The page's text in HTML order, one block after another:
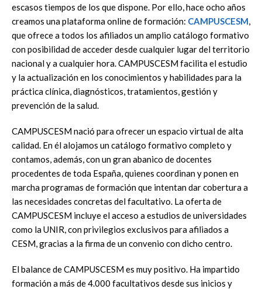
escasos tiempos de los que dispone. Por ello, hace ocho años
creamos una plataforma online de formación: CAMPUSCESM,
que ofrece a todos los afiliados un amplio catálogo formativo
con posibilidad de acceder desde cualquier lugar del territorio
nacional y a cualquier hora. CAMPUSCESM facilita el estudio
y la actualización en los conocimientos y habilidades para la
práctica clínica, diagnósticos, tratamientos, gestión y
prevención de la salud.
CAMPUSCESM nació para ofrecer un espacio virtual de alta
calidad. En él alojamos un catálogo formativo completo y
contamos, además, con un gran abanico de docentes
procedentes de toda España, quienes coordinan y ponen en
marcha programas de formación que intentan dar cobertura a
las necesidades concretas del facultativo. La oferta de
CAMPUSCESM incluye el acceso a estudios de universidades
como la UNIR, con privilegios exclusivos para afiliados a
CESM, gracias a la firma de un convenio con dicho centro.
El balance de CAMPUSCESM es muy positivo. Ha impartido
formación a más de 4.000 facultativos desde sus inicios y